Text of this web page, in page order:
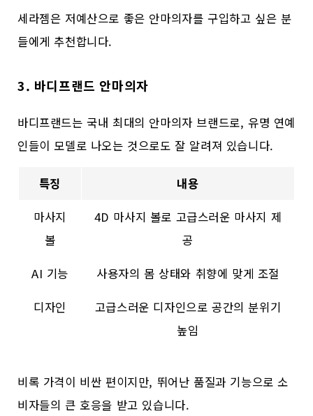
세라젬은 저예산으로 좋은 안마의자를 구입하고 싶은 분
들에게 추천합니다.
3. 바디프랜드 안마의자
바디프랜드는 국내 최대의 안마의자 브랜드로, 유명 연예
인들이 모델로 나오는 것으로도 잘 알려져 있습니다.
특징
내용
마사지
볼
4D 마사지 볼로 고급스러운 마사지 제
공
AI 기능
사용자의 몸 상태와 취향에 맞게 조절
디자인
고급스러운 디자인으로 공간의 분위기
높임
비록 가격이 비싼 편이지만, 뛰어난 품질과 기능으로 소
비자들의 큰 호응을 받고 있습니다.